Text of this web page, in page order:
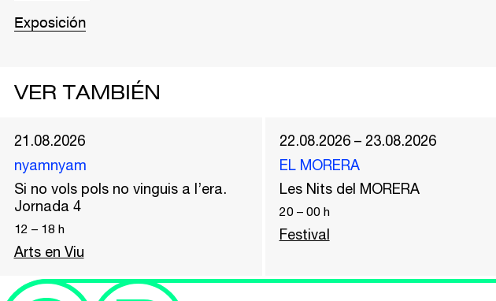
Exposición
VER TAMBIÉN
21.08.2026
nyamnyam
Si no vols pols no vinguis a l’era.
Jornada 4
12 – 18 h
Arts en Viu
22.08.2026 – 23.08.2026
EL MORERA
Les Nits del MORERA
20– 00h
Festival